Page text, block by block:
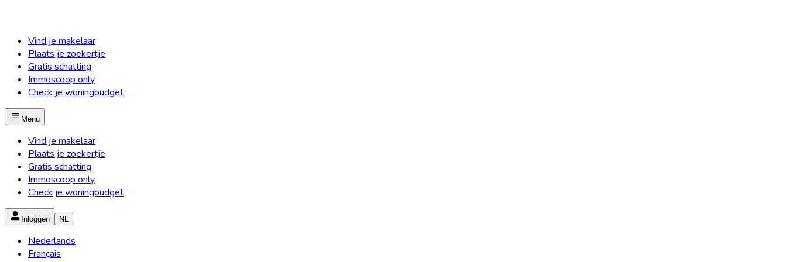
Vind je makelaar
Plaats je zoekertje
Gratis schatting
Immoscoop only
Check je woningbudget
Menu
Vind je makelaar
Plaats je zoekertje
Gratis schatting
Immoscoop only
Check je woningbudget
Inloggen NL
Nederlands
Français